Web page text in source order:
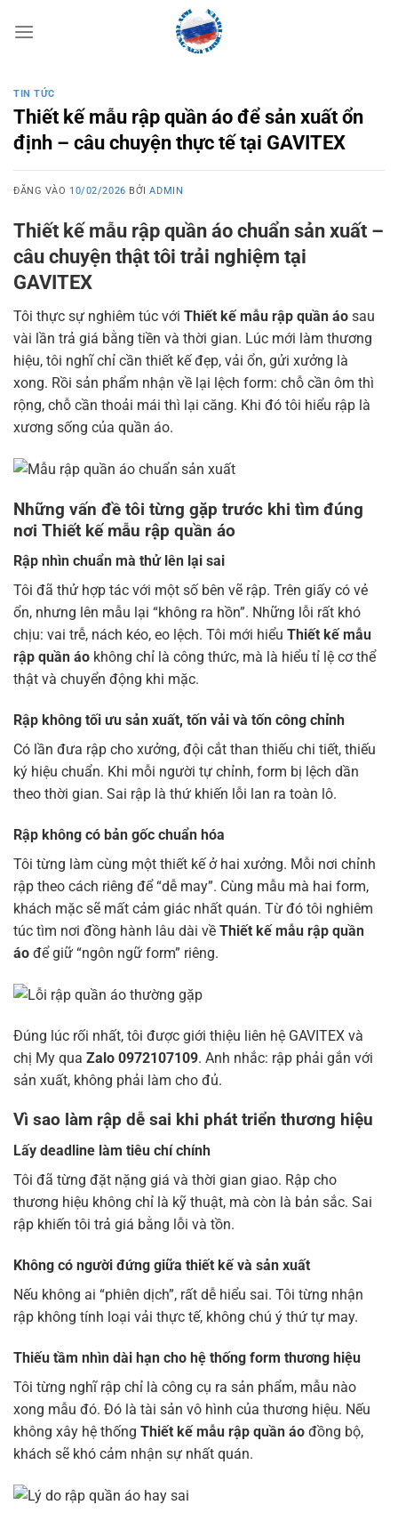
qua
TIN TỨC
Thiết kế mẫu rập quần áo để sản xuất ổn
định – câu chuyện thực tế tại GAVITEX
ĐĂNG VÀO 10/02/2026 BỞIADMIN
Thiết kế mẫu rập quần áo chuẩn sản xuất –
câu chuyện thật tôi trải nghiệm tại
GAVITEX
Tôi thực sự nghiêm túc với Thiết kế mẫu rập quần áo sau
vài lần trả giá bằng tiền và thời gian. Lúc mới làm thương
hiệu, tôi nghĩ chỉ cần thiết kế đẹp, vải ổn, gửi xưởng là
xong. Rồi sản phẩm nhận về lại lệch form: chỗ cần ôm thì
rộng, chỗ cần thoải mái thì lại căng. Khi đó tôi hiểu rập là
xương sống của quần áo.
Những vấn đề tôi từng gặp trước khi tìm đúng
nơi Thiết kế mẫu rập quần áo
Rập nhìn chuẩn mà thử lên lại sai
Tôi đã thử hợp tác với một số bên vẽ rập. Trên giấy có vẻ
ổn, nhưng lên mẫu lại “không ra hồn”. Những lỗi rất khó
chịu: vai trễ, nách kéo, eo lệch. Tôi mới hiểu Thiết kế mẫu
rập quần áo không chỉ là công thức, mà là hiểu tỉ lệ cơ thể
thật và chuyển động khi mặc.
Rập không tối ưu sản xuất, tốn vải và tốn công chỉnh
Có lần đưa rập cho xưởng, đội cắt than thiếu chi tiết, thiếu
ký hiệu chuẩn. Khi mỗi người tự chỉnh, form bị lệch dần
theo thời gian. Sai rập là thứ khiến lỗi lan ra toàn lô.
Rập không có bản gốc chuẩn hóa
Tôi từng làm cùng một thiết kế ở hai xưởng. Mỗi nơi chỉnh
rập theo cách riêng để “dễ may”. Cùng mẫu mà hai form,
khách mặc sẽ mất cảm giác nhất quán. Từ đó tôi nghiêm
túc tìm nơi đồng hành lâu dài về Thiết kế mẫu rập quần
áo để giữ “ngôn ngữ form” riêng.
Đúng lúc rối nhất, tôi được giới thiệu liên hệ GAVITEX và
chị My qua Zalo 0972107109. Anh nhắc: rập phải gắn với
sản xuất, không phải làm cho đủ.
Vì sao làm rập dễ sai khi phát triển thương hiệu
Lấy deadline làm tiêu chí chính
Tôi đã từng đặt nặng giá và thời gian giao. Rập cho
thương hiệu không chỉ là kỹ thuật, mà còn là bản sắc. Sai
rập khiến tôi trả giá bằng lỗi và tồn.
Không có người đứng giữa thiết kế và sản xuất
Nếu không ai “phiên dịch”, rất dễ hiểu sai. Tôi từng nhận
rập không tính loại vải thực tế, không chú ý thứ tự may.
Thiếu tầm nhìn dài hạn cho hệ thống form thương hiệu
Tôi từng nghĩ rập chỉ là công cụ ra sản phẩm, mẫu nào
xong mẫu đó. Đó là tài sản vô hình của thương hiệu. Nếu
không xây hệ thống Thiết kế mẫu rập quần áo đồng bộ,
khách sẽ khó cảm nhận sự nhất quán.